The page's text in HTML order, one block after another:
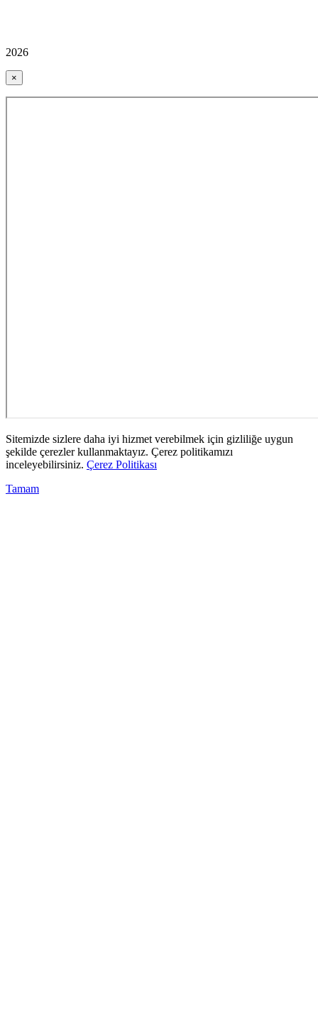
2026
×
Sitemizde sizlere daha iyi hizmet verebilmek için gizliliğe uygun
şekilde çerezler kullanmaktayız. Çerez politikamızı
inceleyebilirsiniz. Çerez Politikası
Tamam